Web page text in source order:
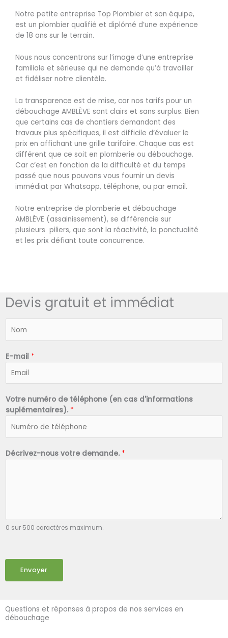
Notre petite entreprise Top Plombier et son équipe,
est un plombier qualifié et diplômé d’une expérience
de 18 ans sur le terrain.
Nous nous concentrons sur l’image d’une entreprise
familiale et sérieuse qui ne demande qu’à travailler
et fidéliser notre clientèle.
La transparence est de mise, car nos tarifs pour un
débouchage AMBLÈVE sont clairs et sans surplus. Bien
que certains cas de chantiers demandant des
travaux plus spécifiques, il est difficile d’évaluer le
prix en affichant une grille tarifaire. Chaque cas est
différent que ce soit en plomberie ou débouchage.
Car c’est en fonction de la difficulté et du temps
passé que nous pouvons vous fournir un devis
immédiat par Whatsapp, téléphone, ou par email.
Notre entreprise de plomberie et débouchage
AMBLÈVE (assainissement), se différencie sur
plusieurs piliers, que sont la réactivité, la ponctualité
et les prix défiant toute concurrence.
Devis gratuit et immédiat
*
E-mail *
Votre numéro de téléphone (en cas d'informations
suplémentaires). *
Décrivez-nous votre demande. *
0 sur 500 caractères maximum.
Envoyer
Questions et réponses à propos de nos services en
débouchage